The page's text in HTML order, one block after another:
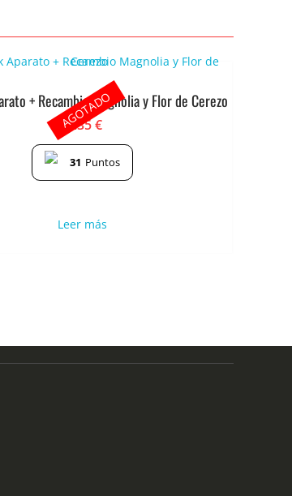
+ Recambio Magnolia y Flor de Cerezo
6.35€
31 Puntos
Leer más
AGOTADO